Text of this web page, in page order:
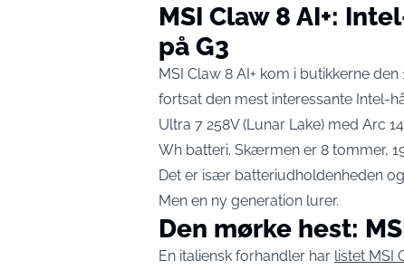
MSI Claw 8 AI+:
på G3
MSI Claw 8 AI+ kom i butikkerne
fortsat den mest interessante Intel-
Ultra 7 258V (Lunar Lake) med Arc
Wh batteri. Skærmen er 8 tommer,
Det er især batteriudholdenheden
Men en ny generation lurer.
Den mørke hest:
En italiensk forhandler har listet MSI